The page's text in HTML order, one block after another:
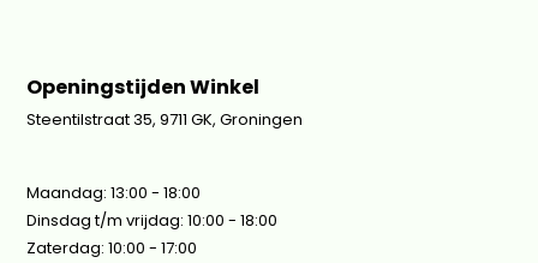
Openingstijden Winkel
Steentilstraat 35, 9711 GK, Groningen
Maandag: 13:00 - 18:00
Dinsdag t/m vrijdag: 10:00 - 18:00
Zaterdag: 10:00 - 17:00